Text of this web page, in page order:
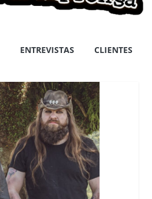
ENTREVISTAS CLIENTES